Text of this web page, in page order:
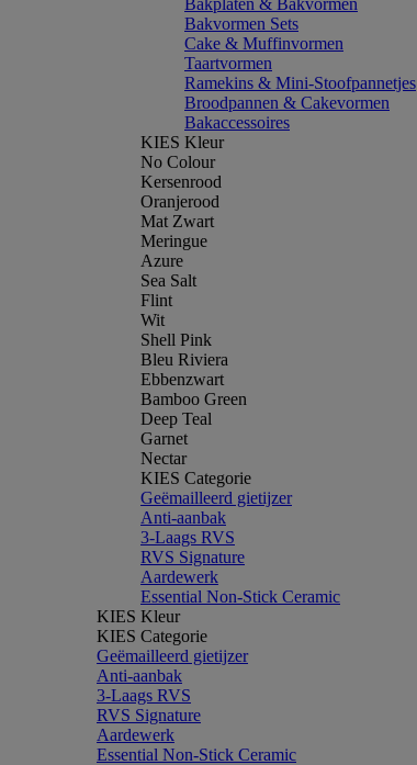
Bakplaten & Bakvormen
Bakvormen Sets
Cake & Muffinvormen
Taartvormen
Ramekins & Mini-Stoofpannetjes
Broodpannen & Cakevormen
Bakaccessoires
KIES Kleur
No Colour
Kersenrood
Oranjerood
Mat Zwart
Meringue
Azure
Sea Salt
Flint
Wit
Shell Pink
Bleu Riviera
Ebbenzwart
Bamboo Green
Deep Teal
Garnet
Nectar
KIES Categorie
Geëmailleerd gietijzer
Anti-aanbak
3-Laags RVS
RVS Signature
Aardewerk
Essential Non-Stick Ceramic
KIES Kleur
KIES Categorie
Geëmailleerd gietijzer
Anti-aanbak
3-Laags RVS
RVS Signature
Aardewerk
Essential Non-Stick Ceramic